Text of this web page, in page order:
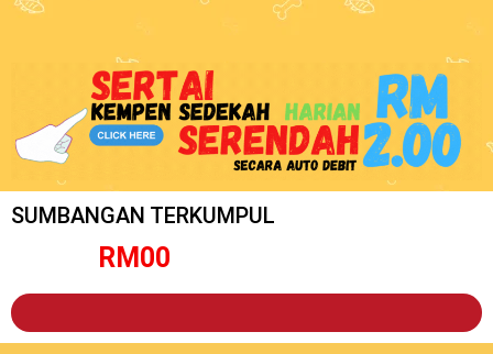
SUMBANGAN TERKUMPUL
RM 00